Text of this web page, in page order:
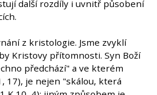
další rozdíly i uvnitř působení
z kristologie. Jsme zvyklí
Kristovy přítomnosti. Syn Boží
předchází" a ve kterém
17), je nejen "skálou, která